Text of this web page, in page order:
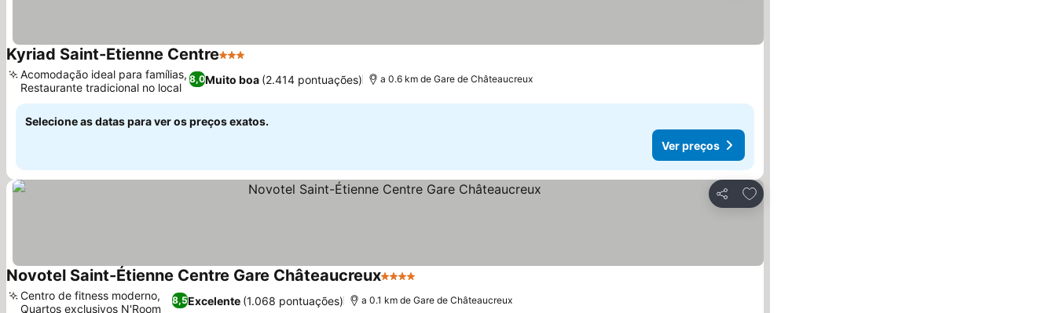
Kyriad Saint-Etienne Centre3 Estrelas
8,0Muito boa (2.414 pontuações)
Acomodação ideal para famílias,
Restaurante tradicional no local
a 0.6 km de Gare de Châteaucreux
Selecione as datas para ver os preços exatos.
Ver preços
Partilhar
Adicionar aos favoritos
Novotel Saint-Étienne Centre Gare Châteaucreux4 Estrelas
8,5Excelente (1.068 pontuações)
Centro de fitness moderno,
Quartos exclusivos N'Room
a 0.1 km de Gare de Châteaucreux